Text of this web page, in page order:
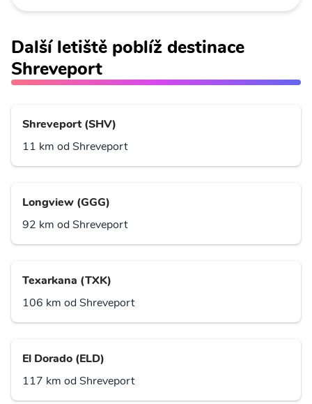
Další letiště poblíž destinace
Shreveport
Shreveport (SHV)
11 km od Shreveport
Longview (GGG)
92 km od Shreveport
Texarkana (TXK)
106 km od Shreveport
El Dorado (ELD)
117 km od Shreveport